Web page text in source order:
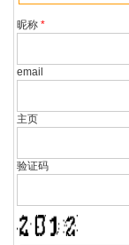
昵称*
email
主页
验证码